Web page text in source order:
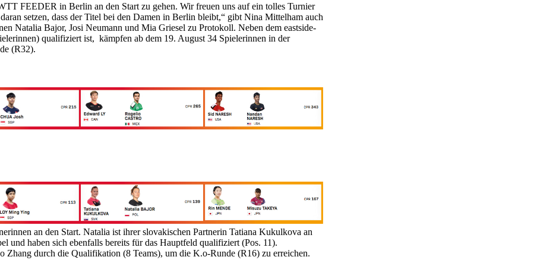
FEEDER in Berlin an den Start zu gehen. Wir freuen uns auf ein tolles Turnier
setzen, dass der Titel bei den Damen in Berlin bleibt,“ gibt Nina Mittelham auch
Natalia Bajor, Josi Neumann und Mia Griesel zu Protokoll. Neben dem eastside-
qualifiziert ist, kämpfen ab dem 19. August 34 Spielerinnen in der
(R32).
an den Start. Natalia ist ihrer slovakischen Partnerin Tatiana Kukulkova an
und haben sich ebenfalls bereits für das Hauptfeld qualifiziert (Pos. 11).
Zhang durch die Qualifikation (8 Teams), um die K.o-Runde (R16) zu erreichen.